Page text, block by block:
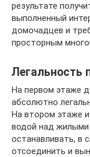
результате
выполненный
домочадцев и
просторным
Легальность
На первом этаже
абсолютно
На втором этаже
водой над
останавливать, в
отсоединить и